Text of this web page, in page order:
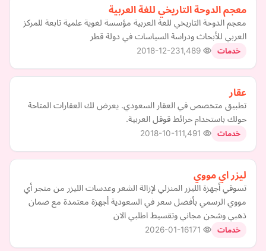
معجم الدوحة التاريخي للغة العربية
معجم الدوحة التاريخي للغة العربية مؤسسة لغوية علمية تابعة للمركز
العربي للأبحاث ودراسة السياسات في دولة قطر
خدمات 2018-12-23
عقار
تطبيق متخصص في العقار السعودي. يعرض لك العقارات المتاحة
حولك باستخدام خرائط قوقل العربية.
خدمات 2018-10-11
ليزر اي مووي
تسوقي أجهزة الليزر المنزلي لإزالة الشعر وعدسات الليزر من متجر أي
مووي الرسمي بأفضل سعر في السعودية أجهزة معتمدة مع ضمان
ذهبي وشحن مجاني وتقسيط اطلبي الان
خدمات 2026-01-16